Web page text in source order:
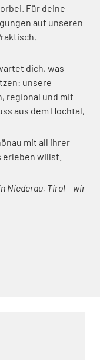
Für deine
auf unseren
dich, was
unsere
regional und mit
aus dem Hochtal,
mit all ihrer
erleben willst.
Niederau, Tirol – wir